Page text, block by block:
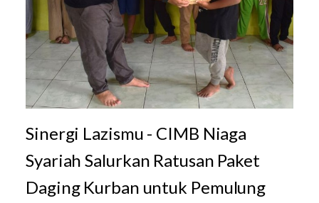
Sinergi Lazismu - CIMB Niaga
Syariah Salurkan Ratusan Paket
Daging Kurban untuk Pemulung